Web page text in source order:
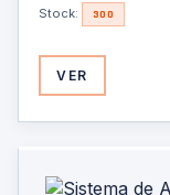
Stock: 300
VER